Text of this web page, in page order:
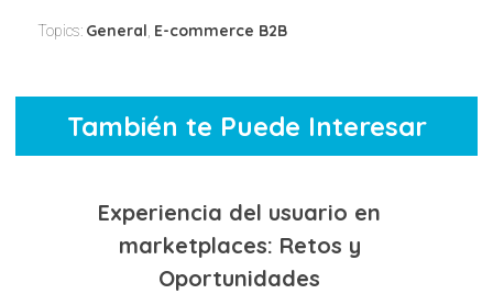
Topics: General, E-commerce B2B
También te Puede Interesar
Experiencia del usuario en
marketplaces: Retos y
Oportunidades